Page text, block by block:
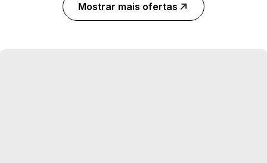
Mostrar mais ofertas